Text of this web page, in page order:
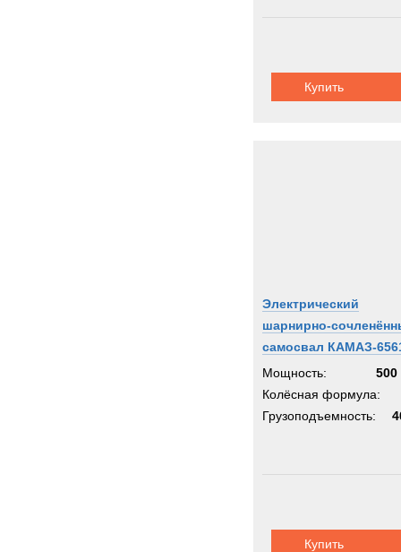
Купить
Электрический
шарнирно-
самосвал КАМАЗ-
Мощность:
500
Колёсная формула:
Грузоподъемность:
Купить